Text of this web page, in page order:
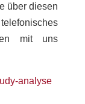
über diesen
mit uns
analyse